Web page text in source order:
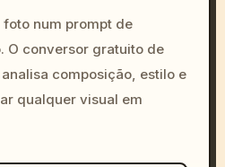
colors, 8k --v 6.0
num prompt de
O conversor gratuito de
composição, estilo e
qualquer visual em